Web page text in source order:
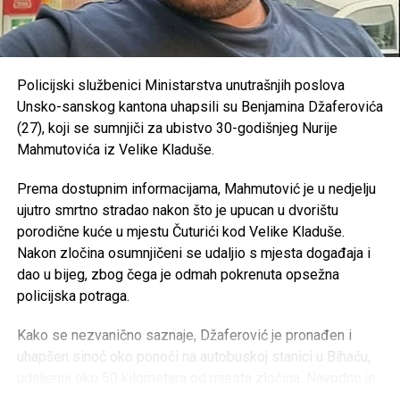
Konjički klub “Potkovica” –50.000 KM
RK “Sana 7” –
OKK “Sana” –25.000 KM
SPD “Mulež” –15.000 KM
SRD “Devet rijeka” –15.000 KM
AK “Sana” –10.000 KM
Fitness klub “Sana” –8.000 KM
Judo klub “Sanski Most” – 7.500 KM
Karate klub “Hurije” –
ŽOK “Sana” –
5.000 KM
Ronilački klub “Vir” –5.000 KM
OVDJE možete vidjeti kolike plate imaju zaposleni u
javnom sektoru
https://antikorupcijausk.ba/V2/registar-zaposlenih-u-
javnom-sektoru/
Post
Tweet
Mail
Policijski službenici Ministarstva unutrašnjih poslova
Unsko-sanskog kantona uhapsili su Benjamina Džaferovića
(27), koji se sumnjiči za ubistvo 30-godišnjeg Nurije
Mahmutovića iz Velike Kladuše.
Prema dostupnim informacijama, Mahmutović je u nedjelju
ujutro smrtno stradao nakon što je upucan u dvorištu
porodične kuće u mjestu Čuturići kod Velike Kladuše.
Nakon zločina osumnjičeni se udaljio s mjesta događaja i
dao u bijeg, zbog čega je odmah pokrenuta opsežna
policijska potraga.
Kako se nezvanično saznaje, Džaferović je pronađen i
uhapšen sinoć oko ponoći na autobuskoj stanici u Bihaću,